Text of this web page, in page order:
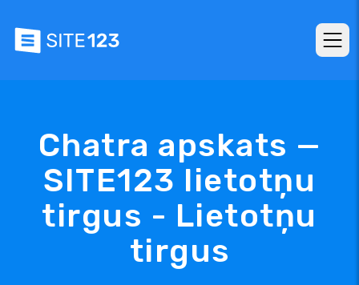
Chatra apskats —
SITE123 lietotņu
tirgus - Lietotņu
tirgus